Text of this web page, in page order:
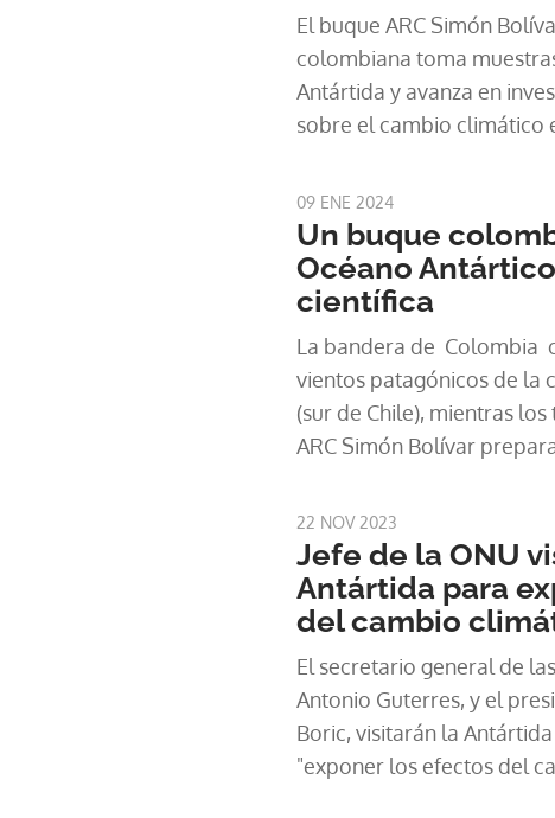
El buque ARC Simón
colombiana toma
Antártida y avanza en
sobre el cambio climático
09 ENE 2024
Un buque
Océano
científica
La bandera de Colombia
vientos patagónicos de la
(sur de Chile), mientras
ARC Simón Bolívar
22 NOV 2023
Jefe de la ONU
Antártida para
del cambio
El secretario general de
Antonio Guterres, y el
Boric, visitarán la
"exponer los efectos del